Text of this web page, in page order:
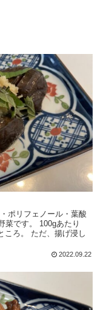
ポリフェノール・葉酸
菜です。 100gあたり
ころ。 ただ、揚げ浸し
2022.09.22